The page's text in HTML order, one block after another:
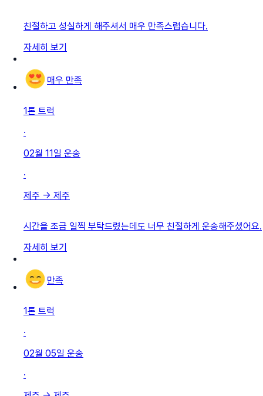
친절하고 성실하게 해주셔서 매우 만족스럽습니다.
자세히 보기
매우 만족
1톤 트럭
·
02월 11일 운송
·
제주 → 제주
시간을 조금 일찍 부탁드렸는데도 너무 친절하게 운송해주셨어요.
자세히 보기
만족
1톤 트럭
·
02월 05일 운송
·